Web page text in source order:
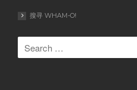
搜寻 WHAM-O!